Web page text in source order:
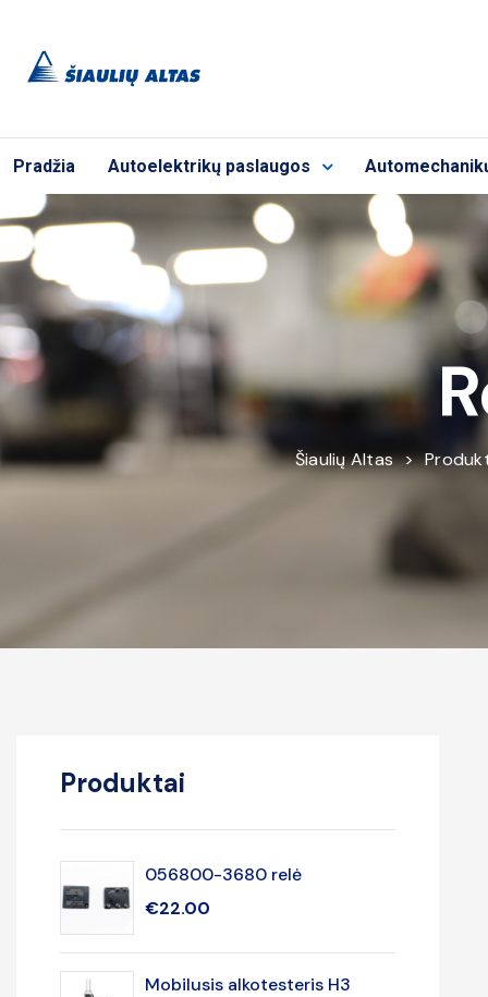
Pradžia Autoelektrikų paslaugos
Šiaulių Altas >
Produktai
056800-3680 relė
€22.00
Mobilusis alkotesteris H3